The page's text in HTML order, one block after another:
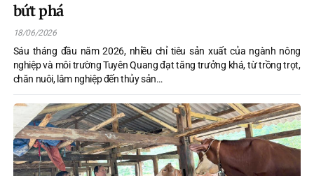
bứt phá
18/06/2026
Sáu tháng đầu năm 2026, nhiều chỉ tiêu sản xuất của ngành nông
nghiệp và môi trường Tuyên Quang đạt tăng trưởng khá, từ trồng trọt,
chăn nuôi, lâm nghiệp đến thủy sản…